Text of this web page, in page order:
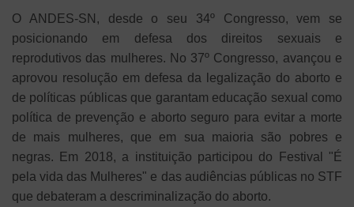
O ANDES-SN, desde o seu 34º Congresso, vem se
posicionando em defesa dos direitos sexuais e
reprodutivos das mulheres. No 37º Congresso, avançou e
aprovou resolução em defesa da legalização do aborto e
de políticas públicas que garantam educação sexual como
política de prevenção e aborto seguro para evitar a morte
de mais mulheres, que em sua maioria são pobres e
negras. Em 2018, a instituição participou do Festival "É
pela vida das Mulheres" e das audiências públicas no STF
que debateram a descriminalização do aborto.